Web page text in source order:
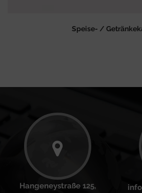
Speise- /
Hangeneystraße 125,